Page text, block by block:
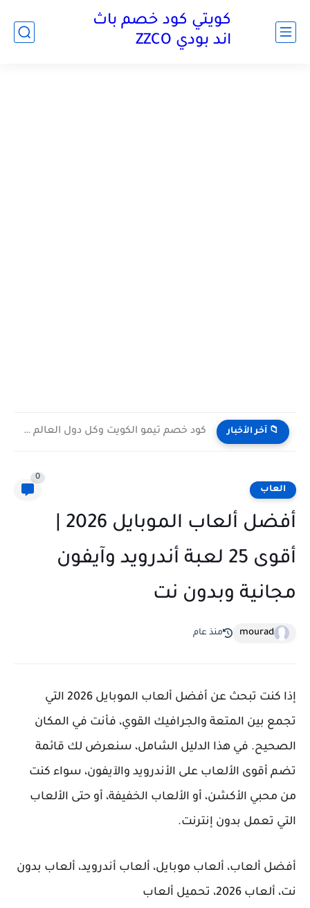
كويتي كود خصم باث
اند بودي ZZCO
📁 آخر الأخبار كود خصم تيمو الكويت وكل دول العالم 2026 افضل...
العاب
0
أقوى 25 لعبة أندرويد وآيفون
مجانية وبدون نت
mourad منذ عام
إذا كنت تبحث عن أفضل ألعاب الموبايل 2026 التي
تجمع بين المتعة والجرافيك القوي، فأنت في المكان
الصحيح. في هذا الدليل الشامل، سنعرض لك قائمة
تضم أقوى الألعاب على الأندرويد والآيفون، سواء كنت
من محبي الأكشن، أو الألعاب الخفيفة، أو حتى الألعاب
التي تعمل بدون إنترنت.
أفضل ألعاب، ألعاب موبايل، ألعاب أندرويد، ألعاب بدون
نت، ألعاب 2026، تحميل ألعاب